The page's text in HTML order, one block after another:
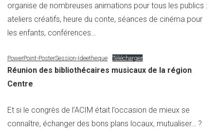
organise de nombreuses animations pour tous les publics :
ateliers créatifs, heure du conte, séances de cinéma pour
les enfants, conférences…
PowerPoint-PosterSession-Ideetheque Télécharger
Réunion des bibliothécaires musicaux de la région
Centre
Et si le congrès de l’ACIM était l’occasion de mieux se
connaître, échanger des bons plans locaux, mutualiser… ?